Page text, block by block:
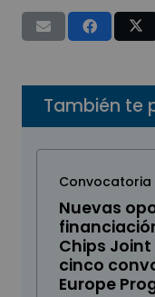
También te
Convocatoria
Nuevas
Chips
cinco
Europe